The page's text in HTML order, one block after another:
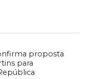
proposta
para